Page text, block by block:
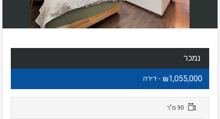
נמכר
₪1,055,000 - דירה